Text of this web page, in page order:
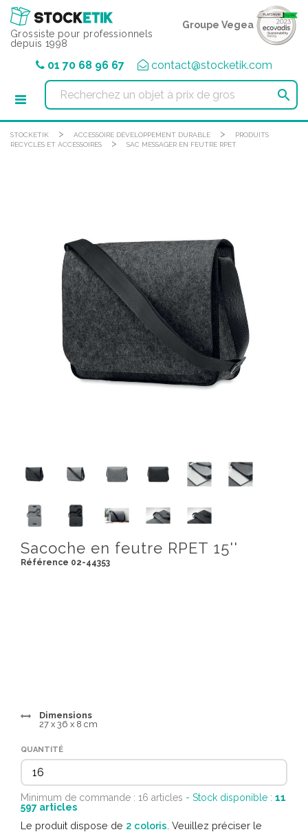
Grossiste pour professionnels
depuis 1998
Groupe Vegea
01 70 68 96 67 contact@stocketik.com

STOCKETIK > ACCESSOIRE DÉVELOPPEMENT DURABLE >
PRODUITS
RECYCLÉS ET ACCESSOIRES
> SAC MESSAGER EN FEUTRE RPET
Sacoche en feutre RPET 15''
Référence 02-44353
Dimensions
27 x 36 x 8 cm
QUANTITÉ
Minimum de commande : 16 articles - Stock disponible : 11
597 articles
Le produit dispose de 2 coloris . Veuillez préciser le
Panneau de gestion des cookies